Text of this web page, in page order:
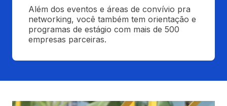
Além dos eventos e áreas de convívio pra
networking, você também tem orientação e
programas de estágio com mais de 500
empresas parceiras.